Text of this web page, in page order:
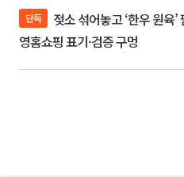
단독
영홈쇼핑 표기·검증 구멍